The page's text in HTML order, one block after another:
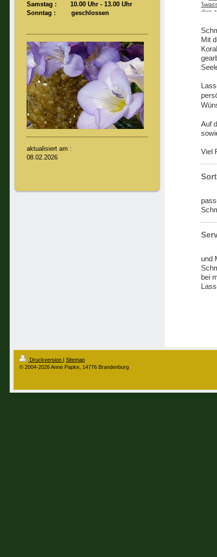
Samstag : 10.00 Uhr - 13.00 Uhr
Sonntag : geschlossen
aktualisiert am :
08.02.2026
Mit
Auf
Viel
und
bei
Druckversion | Sitemap
© 2004-2026 Anne Papke, 14776 Brandenburg